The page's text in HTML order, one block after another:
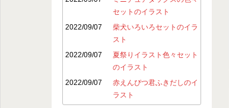
セットのイラスト
2022/09/07
柴犬いろいろセットのイラ
スト
2022/09/07
夏祭りイラスト色々セット
のイラスト
2022/09/07
赤えんぴつ君ふきだしのイ
ラスト